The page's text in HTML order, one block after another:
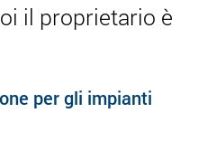
il proprietario è
per gli impianti